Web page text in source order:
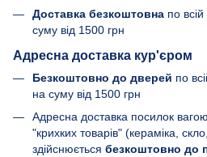
Доставка безкоштовна по
суму від 1500 грн
Адресна доставка кур'єром
Безкоштовно до дверей по
на суму від 1500 грн
Адресна доставка посилок
"крихких товарів" (кераміка,
здійснюється безкоштовно до